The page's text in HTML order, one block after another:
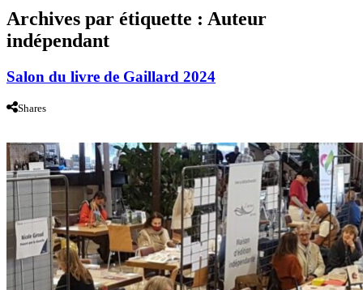
Archives par étiquette : Auteur
indépendant
Salon du livre de Gaillard 2024
Shares